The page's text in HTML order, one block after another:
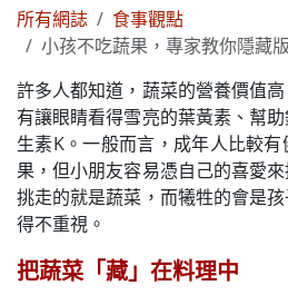
所有網誌
食事觀點
小孩不吃蔬果，專家教你隱藏
許多人都知道，蔬菜的營養價值
有讓眼睛看得雪亮的葉黃素、幫
生素K。一般而言，成年人比較
果，但小朋友容易憑自己的喜愛
挑走的就是蔬菜，而犧牲的會是
得不重視。
把蔬菜「藏」在料理中